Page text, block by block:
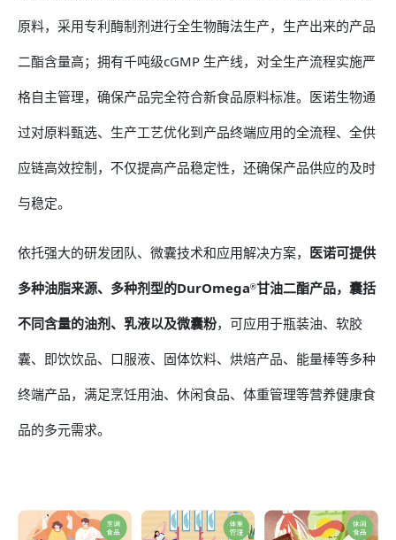
原料，采用专利酶制剂进行全生物酶法生产，生产出来的产品
二酯含量高；拥有千吨级cGMP 生产线，对全生产流程实施严
格自主管理，确保产品完全符合新食品原料标准。医诺生物通
过对原料甄选、生产工艺优化到产品终端应用的全流程、全供
应链高效控制，不仅提高产品稳定性，还确保产品供应的及时
与稳定。
依托强大的研发团队、微囊技术和应用解决方案， 医诺可提供
多种油脂来源、多种剂型的DurOmega®甘油二酯产品，囊括
不同含量的油剂、乳液以及微囊粉，可应用于瓶装油、软胶
囊、即饮饮品、口服液、固体饮料、烘焙产品、能量棒等多种
终端产品，满足烹饪用油、休闲食品、体重管理等营养健康食
品的多元需求。